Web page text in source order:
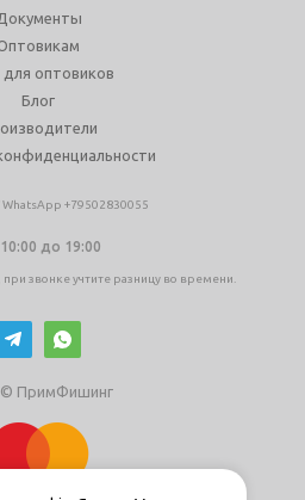
оптовиков
Блог
+79502830055
10:00 до 19:00
звонке учтите разницу во времени.
© ПримФишинг